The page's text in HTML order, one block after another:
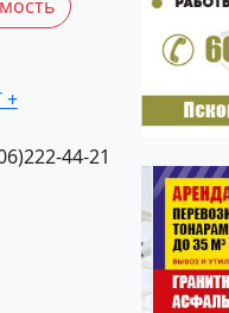
+
44-21